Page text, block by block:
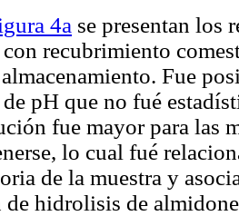
4a se presentan los
recubrimiento
Fue
pH que no fué
fue mayor para las
lo cual fué
de la muestra y
de hidrolisis de